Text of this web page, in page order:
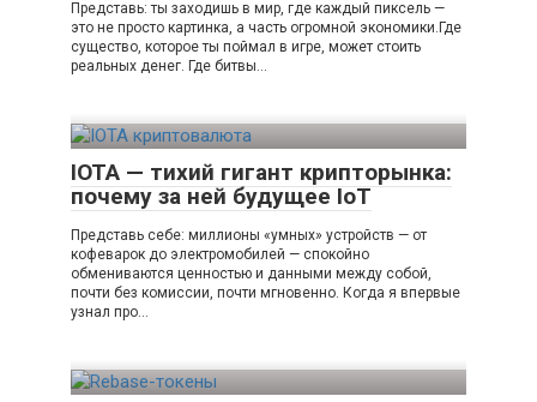
Представь: ты заходишь в мир, где каждый пиксель —
это не просто картинка, а часть огромной экономики.Где
существо, которое ты поймал в игре, может стоить
реальных денег. Где битвы…
IOTA — тихий гигант крипторынка:
почему за ней будущее IoT
Представь себе: миллионы «умных» устройств — от
кофеварок до электромобилей — спокойно
обмениваются ценностью и данными между собой,
почти без комиссии, почти мгновенно. Когда я впервые
узнал про…